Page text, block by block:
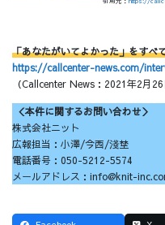
「あなたがいてよかった」をす
https://callcenter-news.com/
（Callcenter News：2021年2月26
＜本件に関するお問い合わせ＞
株式会社ニット
広報担当：小澤/今西/淺埜
電話番号：050-5212-5574
メールアドレス：info@knit-